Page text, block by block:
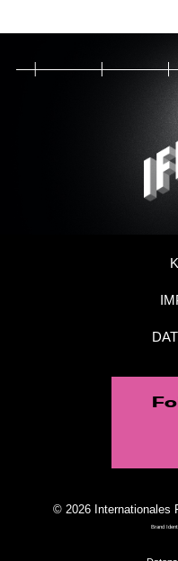
© 2026 Internationales
Brand